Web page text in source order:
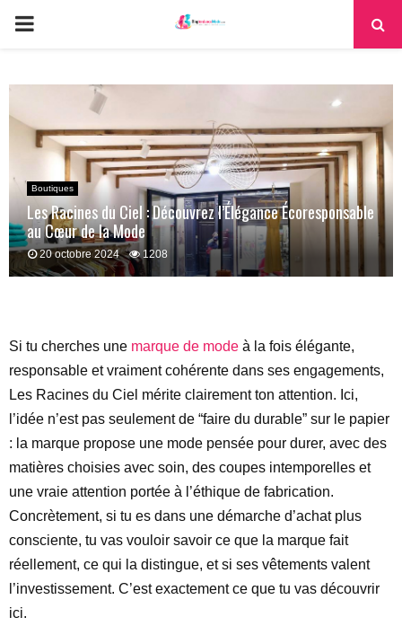
PRIMARY
Boutiques
Les Racines du Ciel : Découvrez l’Élégance Écoresponsable
au Cœur de la Mode
20 octobre 2024 1208
Si tu cherches une marque de mode à la fois élégante,
responsable et vraiment cohérente dans ses engagements,
Les Racines du Ciel mérite clairement ton attention. Ici,
l’idée n’est pas seulement de “faire du durable” sur le papier
: la marque propose une mode pensée pour durer, avec des
matières choisies avec soin, des coupes intemporelles et
une vraie attention portée à l’éthique de fabrication.
Concrètement, si tu es dans une démarche d’achat plus
consciente, tu vas vouloir savoir ce que la marque fait
réellement, ce qui la distingue, et si ses vêtements valent
l’investissement. C’est exactement ce que tu vas découvrir
ici.